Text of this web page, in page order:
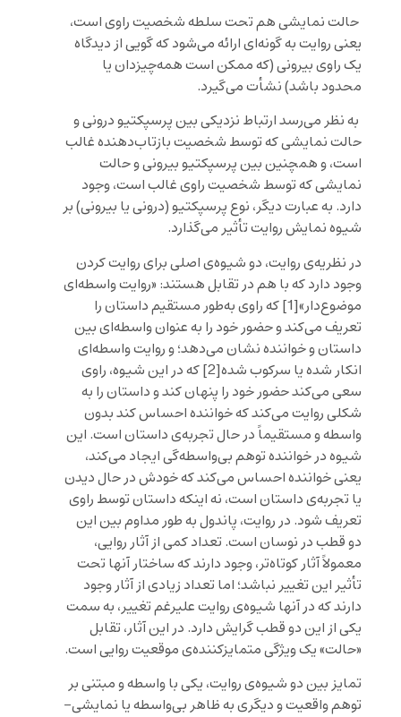
حالت نمایشی هم تحت سلطه شخصیت راوی است،
یعنی روایت به گونه‌ای ارائه می‌شود که گویی از دیدگاه
یک راوی بیرونی (که ممکن است همه‌چیزدان یا
محدود باشد) نشأت می‌گیرد.
به نظر می‌رسد ارتباط نزدیکی بین پرسپکتیو درونی و
حالت نمایشی که توسط شخصیت بازتاب‌دهنده غالب
است، و همچنین بین پرسپکتیو بیرونی و حالت
نمایشی که توسط شخصیت راوی غالب است، وجود
دارد. به عبارت دیگر، نوع پرسپکتیو (درونی یا بیرونی) بر
شیوه نمایش روایت تأثیر می‌گذارد.
در نظریه‌ی روایت، دو شیوه‌ی اصلی برای روایت کردن
وجود دارد که با هم در تقابل هستند: «روایت واسطه‌ای
موضوع‌دار»[1]
که راوی به‌طور مستقیم داستان را
تعریف می‌کند و حضور خود را به عنوان واسطه‌ای بین
داستان و خواننده نشان می‌دهد؛ و روایت واسطه‌ای
انکار شده یا سرکوب شده[2]
که در این شیوه، راوی
سعی می‌کند حضور خود را پنهان کند و داستان را به
شکلی روایت می‌کند که خواننده احساس کند بدون
واسطه و مستقیماً در حال تجربه‌ی داستان است. این
شیوه در خواننده توهم بی‌واسطه‌گی ایجاد می‌کند،
یعنی خواننده احساس می‌کند که خودش در حال دیدن
یا تجربه‌ی داستان است، نه اینکه داستان توسط راوی
تعریف شود. در روایت، پاندول به طور مداوم بین این
دو قطب در نوسان است. تعداد کمی از آثار روایی،
معمولاً آثار کوتاه‌تر، وجود دارند که ساختار آنها تحت
تأثیر این تغییر نباشد؛ اما تعداد زیادی از آثار وجود
دارند که در آنها شیوه‌ی روایت علیرغم تغییر، به سمت
یکی از این دو قطب گرایش دارد. در این آثار، تقابل
«حالت» یک ویژگی متمایزکننده‌ی موقعیت روایی است.
تمایز بین دو شیوه‌ی روایت، یکی با واسطه‌ و مبتنی بر
توهم واقعیت و دیگری به ظاهر بی‌واسطه یا نمایشی-